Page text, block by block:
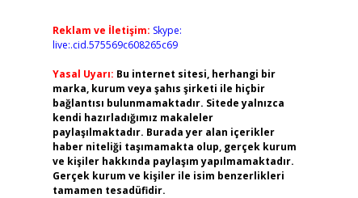
Reklam ve İletişim: Skype:
live:.cid.575569c608265c69
Yasal Uyarı: Bu internet sitesi, herhangi bir
marka, kurum veya şahıs şirketi ile hiçbir
bağlantısı bulunmamaktadır. Sitede yalnızca
kendi hazırladığımız makaleler
paylaşılmaktadır. Burada yer alan içerikler
haber niteliği taşımamakta olup, gerçek kurum
ve kişiler hakkında paylaşım yapılmamaktadır.
Gerçek kurum ve kişiler ile isim benzerlikleri
tamamen tesadüfidir.